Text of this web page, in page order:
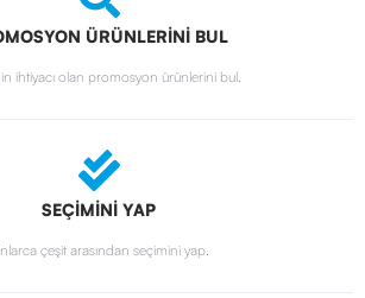
ÜRÜNLERİNİ BUL
ihtiyacı olan promosyon ürünlerini bul.
SEÇİMİNİ YAP
çeşit arasından seçimini yap.